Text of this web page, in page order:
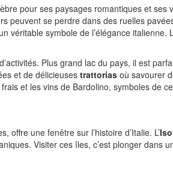
pour ses paysages romantiques et ses
peuvent se perdre dans des ruelles
véritable symbole de l’élégance
Plus grand lac du pays, il est
et de délicieuses trattorias où savourer
et les vins de Bardolino, symboles de
offre une fenêtre sur l’histoire d’Italie. L’
Visiter ces îles, c’est plonger dans